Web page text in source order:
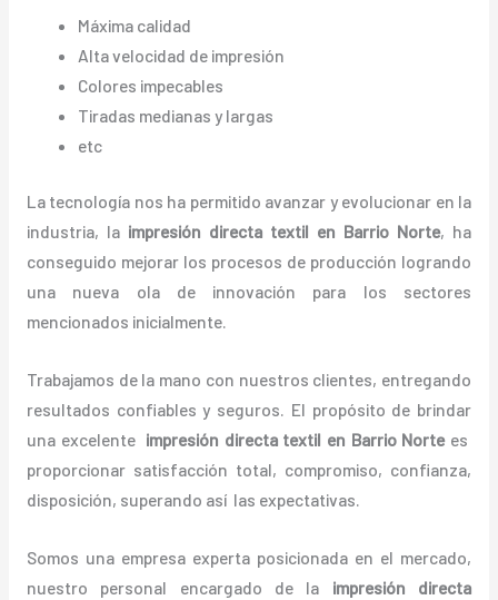
Máxima calidad
Alta velocidad de impresión
Colores impecables
Tiradas medianas y largas
etc
La tecnología nos ha permitido avanzar y evolucionar en la
industria, la impresión directa textil en Barrio Norte, ha
conseguido mejorar los procesos de producción logrando
una nueva ola de innovación para los sectores
mencionados inicialmente.
Trabajamos de la mano con nuestros clientes, entregando
resultados confiables y seguros. El propósito de brindar
una excelente impresión directa textil en Barrio Norte es
proporcionar satisfacción total, compromiso, confianza,
disposición, superando así las expectativas.
Somos una empresa experta posicionada en el mercado,
nuestro personal encargado de la impresión directa